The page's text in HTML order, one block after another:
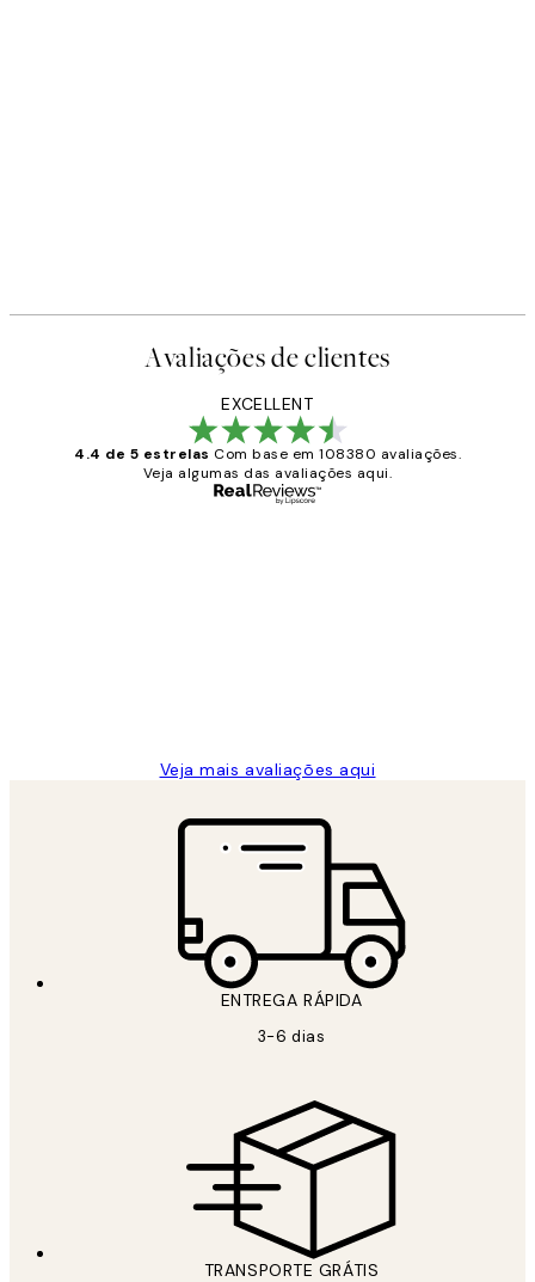
Avaliações de clientes
EXCELLENT
4.4 de 5 estrelas Com base em 108380 avaliações.
Veja algumas das avaliações aqui.
Veja mais avaliações aqui
ENTREGA RÁPIDA
3-6 dias
TRANSPORTE GRÁTIS